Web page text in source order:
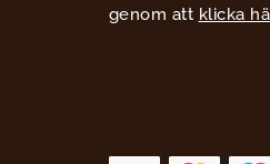
genom att klicka